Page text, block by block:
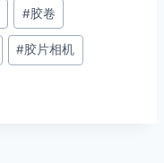
#胶卷
#胶片相机